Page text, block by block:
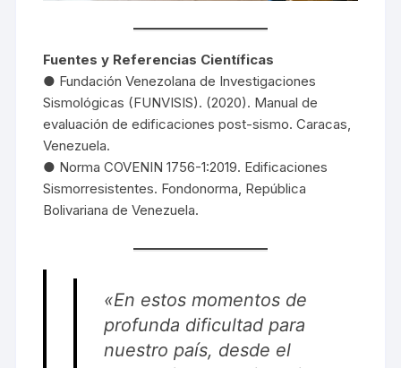
Fuentes y Referencias Científicas
● Fundación Venezolana de Investigaciones
Sismológicas (FUNVISIS). (2020). Manual de
evaluación de edificaciones post-sismo. Caracas,
Venezuela.
● Norma COVENIN 1756-1:2019. Edificaciones
Sismorresistentes. Fondonorma, República
Bolivariana de Venezuela.
«En estos momentos de
profunda dificultad para
nuestro país, desde el